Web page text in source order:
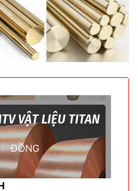
VẬT LIỆU TITAN
/ ĐỒNG